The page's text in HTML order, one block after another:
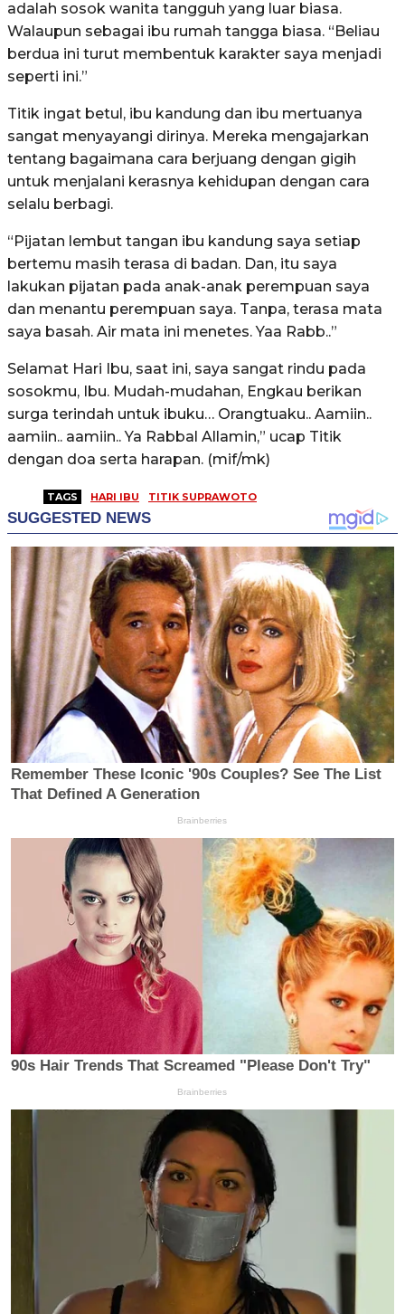
adalah sosok wanita tangguh yang luar biasa.
Walaupun sebagai ibu rumah tangga biasa. “Beliau
berdua ini turut membentuk karakter saya menjadi
seperti ini.”
Titik ingat betul, ibu kandung dan ibu mertuanya
sangat menyayangi dirinya. Mereka mengajarkan
tentang bagaimana cara berjuang dengan gigih
untuk menjalani kerasnya kehidupan dengan cara
selalu berbagi.
“Pijatan lembut tangan ibu kandung saya setiap
bertemu masih terasa di badan. Dan, itu saya
lakukan pijatan pada anak-anak perempuan saya
dan menantu perempuan saya. Tanpa, terasa mata
saya basah. Air mata ini menetes. Yaa Rabb..”
Selamat Hari Ibu, saat ini, saya sangat rindu pada
sosokmu, Ibu. Mudah-mudahan, Engkau berikan
surga terindah untuk ibuku… Orangtuaku.. Aamiin..
aamiin.. aamiin.. Ya Rabbal Allamin,” ucap Titik
dengan doa serta harapan. (mif/mk)
TAGS HARI IBU TITIK SUPRAWOTO